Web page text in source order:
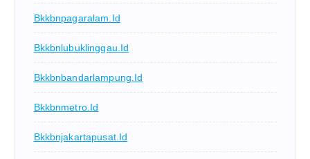
Bkkbnpagaralam.id
Bkkbnlubuklinggau.id
Bkkbnbandarlampung.id
Bkkbnmetro.id
Bkkbnjakartapusat.id